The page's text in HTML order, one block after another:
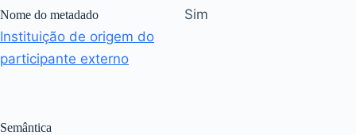
Nome do metadado
Instituição de origem do
participante externo
Sim
Semântica